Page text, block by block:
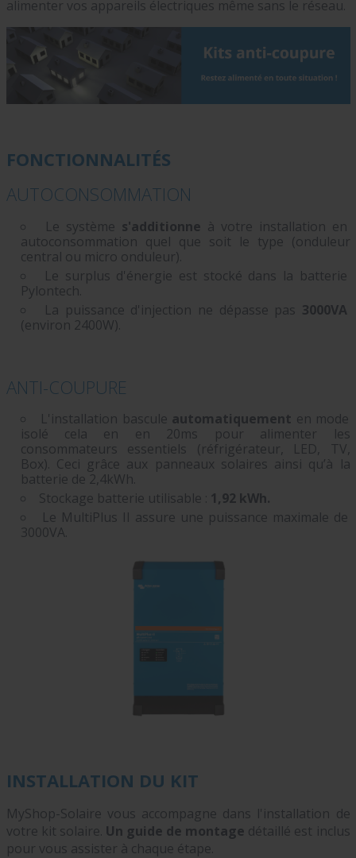
alimenter vos appareils électriques même sans le réseau.
FONCTIONNALITÉS
AUTOCONSOMMATION
Le système s'additionne à votre installation en
autoconsommation quel que soit le type (onduleur
central ou micro onduleur).
Le surplus d'énergie est stocké dans la batterie
Pylontech.
La puissance d'injection ne dépasse pas 3000VA
(environ 2400W).
ANTI-COUPURE
L'installation bascule automatiquement en mode
isolé cela en en 20ms pour alimenter les
consommateurs essentiels (réfrigérateur, LED, TV,
Box). Ceci grâce aux panneaux solaires ainsi qu’à la
batterie de 2,4kWh.
Stockage batterie utilisable : 1,92 kWh.
Le MultiPlus II assure une puissance maximale de
3000VA.
INSTALLATION DU KIT
MyShop-Solaire vous accompagne dans l'installation de
votre kit solaire. Un guide de montage détaillé est inclus
pour vous assister à chaque étape.